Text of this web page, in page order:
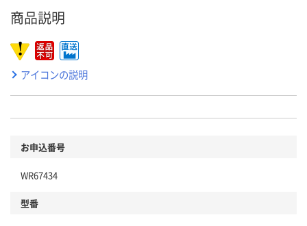
商品説明
アイコンの説明
お申込番号
WR67434
型番